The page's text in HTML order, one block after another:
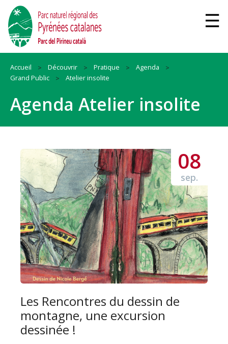
Accueil Découvrir Pratique
Agenda
Grand Public
Atelier insolite
Agenda Atelier insolite
08
sep.
Les Rencontres du dessin de
montagne, une excursion
dessinée !